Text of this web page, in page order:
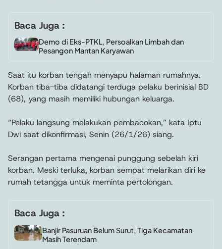
Baca Juga :
Demo di Eks-PTKL, Persoalkan Limbah dan
Pesangon Mantan Karyawan
Saat itu korban tengah menyapu halaman rumahnya.
Korban tiba-tiba didatangi terduga pelaku berinisial BD
(68), yang masih memiliki hubungan keluarga.
“Pelaku langsung melakukan pembacokan,” kata Iptu
Dwi saat dikonfirmasi, Senin (26/1/26) siang.
Serangan pertama mengenai punggung sebelah kiri
korban. Meski terluka, korban sempat melarikan diri ke
rumah tetangga untuk meminta pertolongan.
Baca Juga :
Banjir Pasuruan Belum Surut, Tiga Kecamatan
Masih Terendam